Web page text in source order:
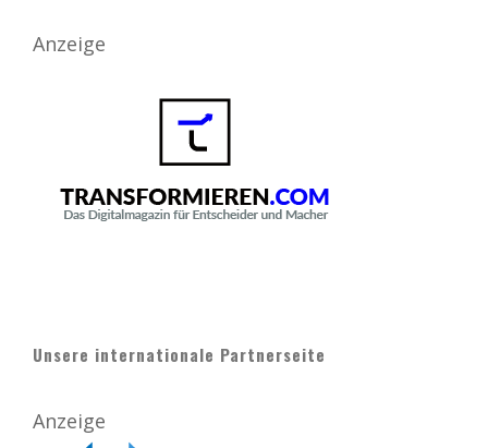
Anzeige
Unsere internationale Partnerseite
Anzeige